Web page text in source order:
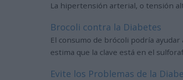
La hipertensión arterial, o tensión
Brocoli contra la Diabetes
El consumo de brócoli podría
estima que la clave está en el
Evite los Problemas de la